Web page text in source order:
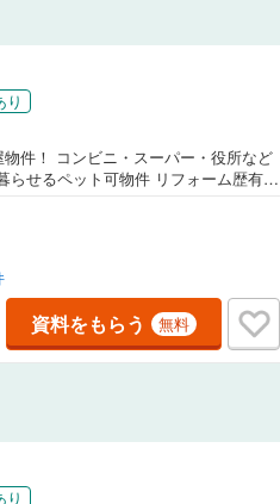
り
件！ コンビニ・スーパー・役所など
可物件 リフォーム歴有り
揃います！ペット飼育可（30cm程度
円）2018年5月にリフォーム歴有
ス交換、クロス・フローリング張
約にご協力をお願いいたします。*ラ
ト:徒歩1分イオンエクスプレス仙台平
17分宮城野区役所:徒歩8分*購入サポ
の金融機関での住宅ローン事前審査を
資料をもらう 無料
り
海まで2km以内（0）
オール電化（0）